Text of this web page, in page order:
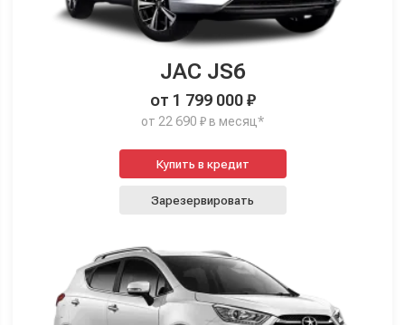
JAC JS6
от 1 799 000 ₽
от 22 690 ₽ в месяц*
Купить в кредит
Зарезервировать